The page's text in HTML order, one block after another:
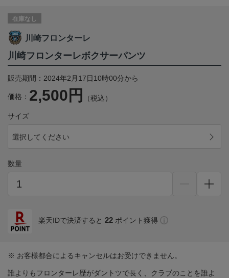
在庫なし
川崎フロンターレ
川崎フロンターレボクサーパンツ
販売期間：2024年2月17日10時00分から
価格： 2,500円 （税込）
サイズ
選択してください
数量
楽天IDで決済すると 22 ポイント獲得
※ お客様都合によるキャンセルはお受けできません。
誰よりもフロンターレ歴がダントツで長く、クラブのことを誰よ